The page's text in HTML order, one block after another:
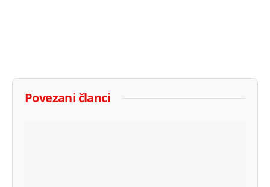
Povezani članci